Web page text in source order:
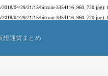
2018/04/29/21/15/bitcoin-
2018/04/29/21/15/bitcoin-
想通貨まとめ